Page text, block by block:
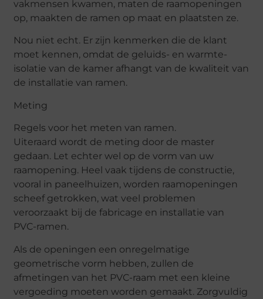
vakmensen kwamen, maten de raamopeningen
op, maakten de ramen op maat en plaatsten ze.
Nou niet echt. Er zijn kenmerken die de klant
moet kennen, omdat de geluids- en warmte-
isolatie van de kamer afhangt van de kwaliteit van
de installatie van ramen.
Meting
Regels voor het meten van ramen.
Uiteraard wordt de meting door de master
gedaan. Let echter wel op de vorm van uw
raamopening. Heel vaak tijdens de constructie,
vooral in paneelhuizen, worden raamopeningen
scheef getrokken, wat veel problemen
veroorzaakt bij de fabricage en installatie van
PVC-ramen.
Als de openingen een onregelmatige
geometrische vorm hebben, zullen de
afmetingen van het PVC-raam met een kleine
vergoeding moeten worden gemaakt. Zorgvuldig